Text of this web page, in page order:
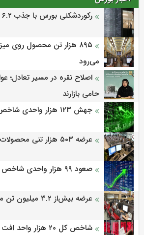
رکوردشکنی بورس با جذب ۶.۲ همت سرمایه حقیقی
۸۹۵ هزار تن محصول روی
می‌‌رود
اصلاح نقره در مسیر تعادل؛
حامی بازارند
جهش ۱۲۳ هزار واحدی شاخص بورس
عرضه ۵۰۳ هزار تنی محصولات در بورس کالا
صعود ۹۹ هزار واحدی شاخص بورس
عرضه بیش‌از ۳.۲ میلیون تن محصول در بورس کالا
شاخص کل ۲۰ هزار واحد افت کرد